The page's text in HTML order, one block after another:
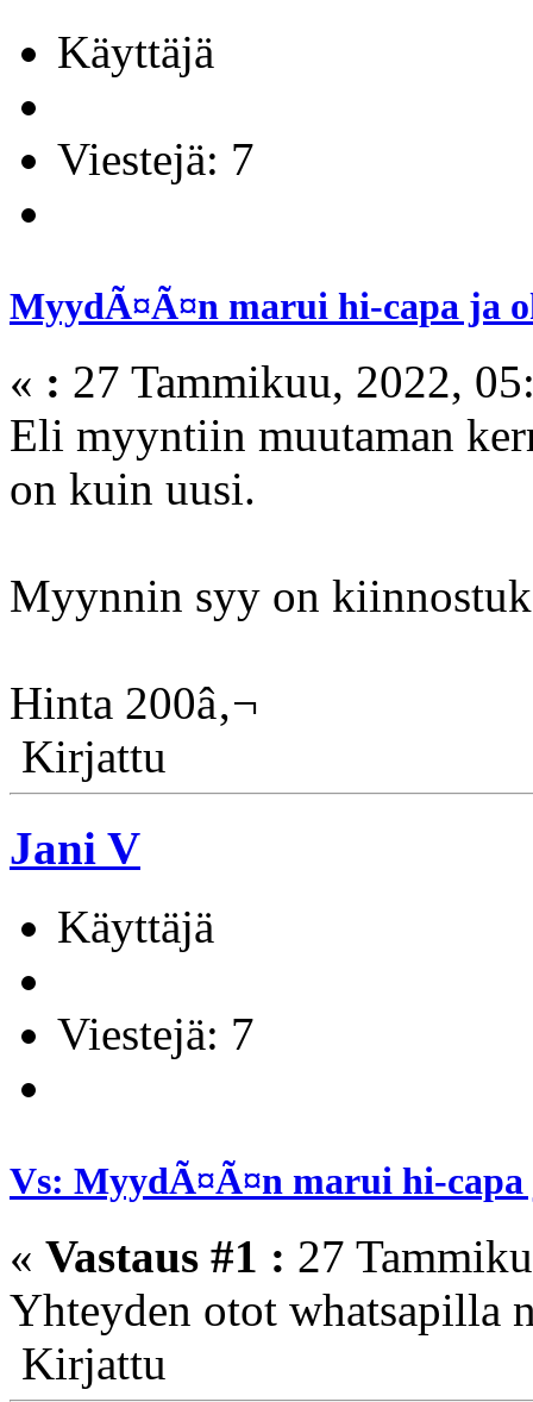
Käyttäjä
Viestejä: 7
MyydÃ¤Ã¤n marui hi-capa ja
« : 27 Tammikuu, 2022,
Eli myyntiin muutaman
on kuin uusi.
Myynnin syy on
Hinta 200â‚¬
Kirjattu
Jani V
Käyttäjä
Viestejä: 7
Vs: MyydÃ¤Ã¤n marui hi-capa
« Vastaus #1 : 27
Yhteyden otot whatsapilla
Kirjattu